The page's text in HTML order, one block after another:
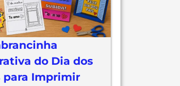
do Dia dos
para Imprimir